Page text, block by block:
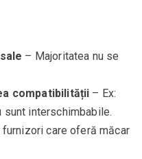
– Majoritatea nu se
compatibilității – Ex:
sunt interschimbabile.
care oferă măcar